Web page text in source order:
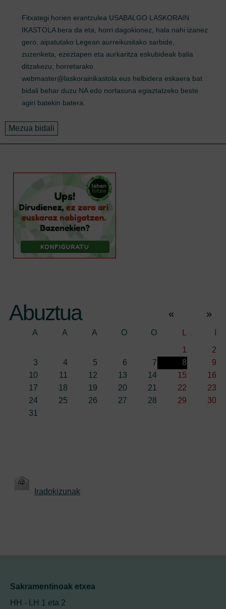
Fitxategi horien erantzulea USABALGO LASKORAIN
IKASTOLA bera da eta, horri dagokionez, hala nahi izanez
gero, aipatutako Legean aurreikusitako sarbide,
zuzenketa, ezeztapen eta aurkaritza eskubideak balia
ditzakezu; horretarako
webmaster@laskorainikastola.eus helbidera eskaera bat
bidali behar duzu NA edo nortasuna egiaztatzeko beste
agiri batekin batera.
CAPTCHA
Abuztua « »
A A A O O
1
2
3
4 5 6 7 8
9
10
11 12 13 14 15
16
17
18 19 20 21 22
23
24
25 26 27 28 29
30
31
Iradokizunak
Sakramentinoak etxea
HH - LH 1 eta 2